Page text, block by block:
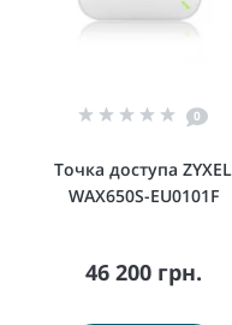
0
Точка доступа ZYXEL
WAX650S-EU0101F
46 200 грн.